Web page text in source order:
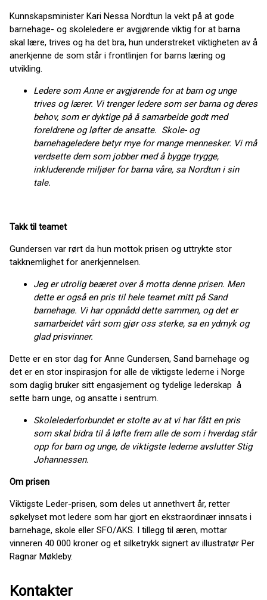
Kunnskapsminister Kari Nessa Nordtun la vekt på at gode
barnehage- og skoleledere er avgjørende viktig for at barna
skal lære, trives og ha det bra, hun understreket viktigheten av å
anerkjenne de som står i frontlinjen for barns læring og
utvikling.
Ledere som Anne er avgjørende for at barn og unge
trives og lærer. Vi trenger ledere som ser barna og deres
behov, som er dyktige på å samarbeide godt med
foreldrene og løfter de ansatte. Skole- og
barnehageledere betyr mye for mange mennesker. Vi må
verdsette dem som jobber med å bygge trygge,
inkluderende miljøer for barna våre, sa Nordtun i sin
tale.
Takk til teamet
Gundersen var rørt da hun mottok prisen og uttrykte stor
takknemlighet for anerkjennelsen.
Jeg er utrolig beæret over å motta denne prisen. Men
dette er også en pris til hele teamet mitt på Sand
barnehage. Vi har oppnådd dette sammen, og det er
samarbeidet vårt som gjør oss sterke, sa en ydmyk og
glad prisvinner.
Dette er en stor dag for Anne Gundersen, Sand barnehage og
det er en stor inspirasjon for alle de viktigste lederne i Norge
som daglig bruker sitt engasjement og tydelige lederskap å
sette barn unge, og ansatte i sentrum.
Skolelederforbundet er stolte av at vi har fått en pris
som skal bidra til å løfte frem alle de som i hverdag står
opp for barn og unge, de viktigste lederne avslutter Stig
Johannessen.
Om prisen
Viktigste Leder-prisen, som deles ut annethvert år, retter
søkelyset mot ledere som har gjort en ekstraordinær innsats i
barnehage, skole eller SFO/AKS. I tillegg til æren, mottar
vinneren 40 000 kroner og et silketrykk signert av illustratør Per
Ragnar Møkleby.
Kontakter